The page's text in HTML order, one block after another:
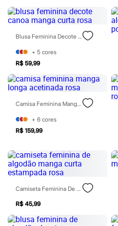
Moda esportiva
Acessórios
Blusas
Calçados
Shorts e Bermudas
Tops
Calcinhas
Cintas e Modeladores
Pijamas
Sutiãs e Tops
Moda praia
Biquínis
Saídas de praia
Personagens
Plus size
Blusas e Camisetas
Calças
Casacos e Jaquetas
Jeans
Shorts e Saias
Blusa Feminina Decote Canoa Manga Curta Rosa
+ 5 cores
R$ 59,99
Camisa Feminina Manga Longa Acetinada Rosa
+ 6 cores
R$ 159,99
Camiseta Feminina De Algodão Manga Curta Estampada Rosa
R$ 45,99